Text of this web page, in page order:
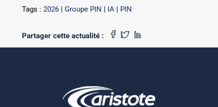
Tags : 2026| Groupe PIN IA| PIN
Partager cette actualité :